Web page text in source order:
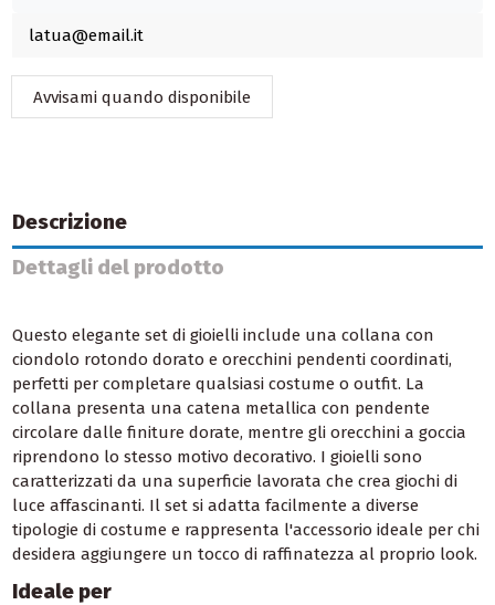
Descrizione
Dettagli del prodotto
Questo elegante set di gioielli include una collana con
ciondolo rotondo dorato e orecchini pendenti coordinati,
perfetti per completare qualsiasi costume o outfit. La
collana presenta una catena metallica con pendente
circolare dalle finiture dorate, mentre gli orecchini a goccia
riprendono lo stesso motivo decorativo. I gioielli sono
caratterizzati da una superficie lavorata che crea giochi di
luce affascinanti. Il set si adatta facilmente a diverse
tipologie di costume e rappresenta l'accessorio ideale per chi
desidera aggiungere un tocco di raffinatezza al proprio look.
Ideale per